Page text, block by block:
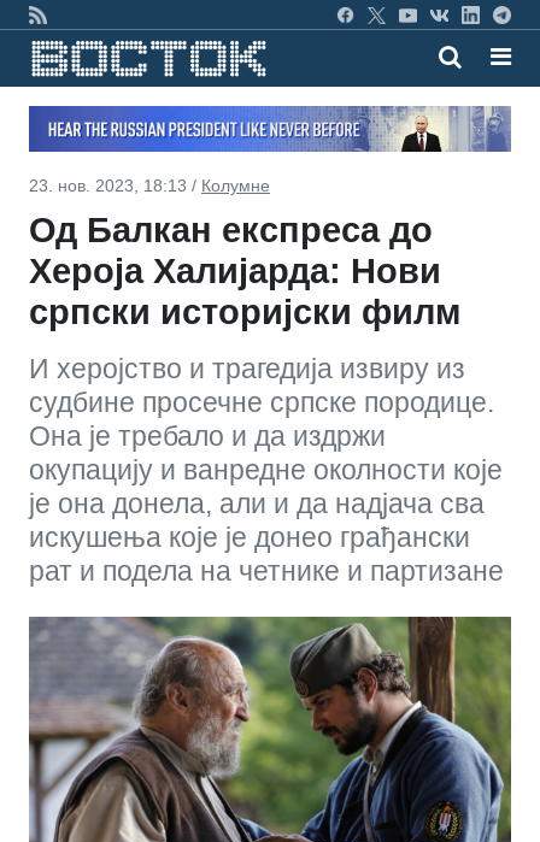
23. нов. 2023, 18:13 / Колумне
Од Балкан експреса до
Хероја Халијарда: Нови
српски историјски филм
И херојство и трагедија извиру из
судбине просечне српске породице.
Она је требало и да издржи
окупацију и ванредне околности које
је она донела, али и да надјача сва
искушења које је донео грађански
рат и подела на четнике и партизане